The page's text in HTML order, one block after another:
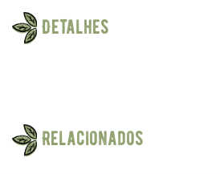
Detalhes
Relacionados